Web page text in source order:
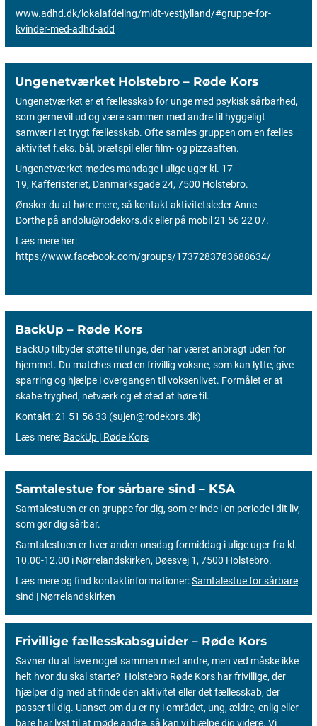
www.adhd.dk/lokalafdeling/midt-vestjylland/#gruppe-for-
kvinder-med-adhd-add
Ungenetværket Holstebro – Røde Kors
Ungenetværket er et fællesskab for unge med psykisk sårbarhed,
som gerne vil ud og være sammen med andre til hyggeligt
samvær i et trygt fællesskab. Ofte samles gruppen om en fælles
aktivitet f.eks. bål, brætspil eller film- og pizzaaften.
Ungenetværket mødes mandage i ulige uger kl. 17-
19, Kafferisteriet, Danmarksgade 24, 7500 Holstebro.
Ønsker du at høre mere, så kontakt aktivitetsleder Anne-
Dorthe på andolu@rodekors.dkeller på mobil 21 56 22 07.
Læs mere her:
https://www.facebook.com/groups/1737283783688634/
BackUp – Røde Kors
BackUp tilbyder støtte til unge, der har været anbragt uden for
hjemmet. Du matches med en frivillig voksne, som kan lytte, give
sparring og hjælpe i overgangen til voksenlivet. Formålet er at
skabe tryghed, netværk og et sted at høre til.
Kontakt: 21 51 56 33 (sujen@rodekors.dk)
Læs mere: BackUp | Røde Kors
Samtalestue for sårbare sind – KSA
Samtalestuen er en gruppe for dig, som er inde i en periode i dit liv,
som gør dig sårbar.
Samtalestuen er hver anden onsdag formiddag i ulige uger fra kl.
10.00-12.00 i Nørrelandskirken, Døesvej 1, 7500 Holstebro.
Læs mere og find kontaktinformationer:Samtalestue for sårbare
sind | Nørrelandskirken
Frivillige fællesskabsguider – Røde Kors
Savner du at lave noget sammen med andre, men ved måske ikke
helt hvor du skal starte? Holstebro Røde Kors har frivillige, der
hjælper dig med at finde den aktivitet eller det fællesskab, der
passer til dig. Uanset om du er ny i området, ung, ældre, enlig eller
bare har lyst til at møde andre, så kan vi hjælpe dig videre. Vi